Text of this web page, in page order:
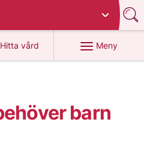
Hitta vård
på 1177.se
Meny
barn